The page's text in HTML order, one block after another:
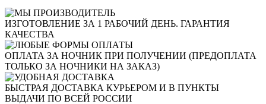
ИЗГОТОВЛЕНИЕ ЗА 1 РАБОЧИЙ ДЕНЬ. ГАРАНТИЯ
КАЧЕСТВА
ОПЛАТА ЗА НОЧНИК ПРИ ПОЛУЧЕНИИ (ПРЕДОПЛАТА
ТОЛЬКО ЗА НОЧНИКИ НА ЗАКАЗ)
БЫСТРАЯ ДОСТАВКА КУРЬЕРОМ И В ПУНКТЫ
ВЫДАЧИ ПО ВСЕЙ РОССИИ